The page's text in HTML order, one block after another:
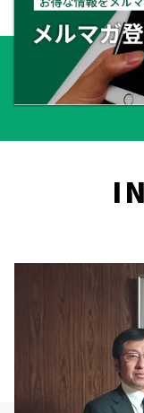
HOME
就業規則につ
人事評価制度
確定拠出型
社会保険・給
労務システム